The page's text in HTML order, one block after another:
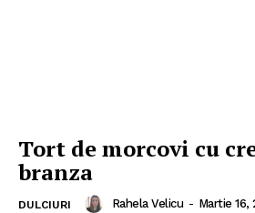
Tort de morcovi cu
branza
DULCIURI Rahela Velicu - Martie 16,